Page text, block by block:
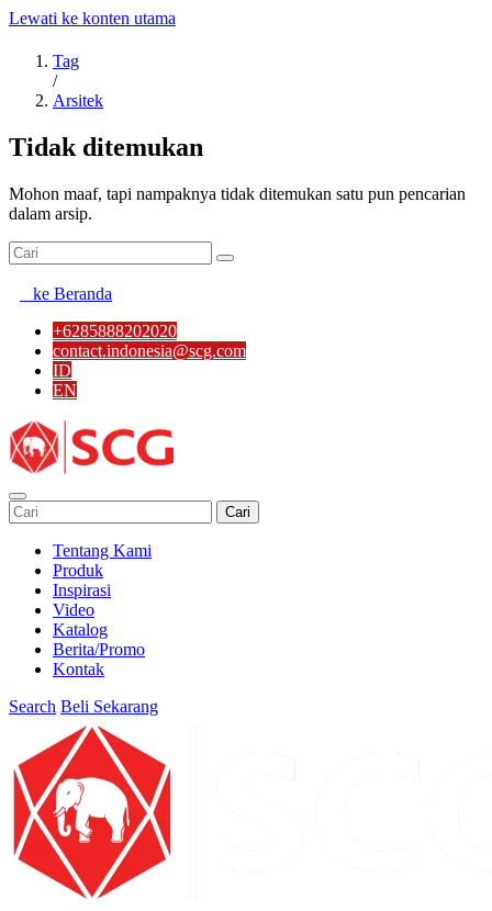
Lewati ke konten utama
Tag
/
Arsitek
Tidak ditemukan
Mohon maaf, tapi nampaknya tidak ditemukan satu pun pencarian
dalam arsip.
ke Beranda
+6285888202020
contact.indonesia@scg.com
ID
EN
Cari
Tentang Kami
Produk
Inspirasi
Video
Katalog
Berita/Promo
Kontak
Search Beli Sekarang